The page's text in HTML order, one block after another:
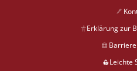
Erklärung zur
Leichte